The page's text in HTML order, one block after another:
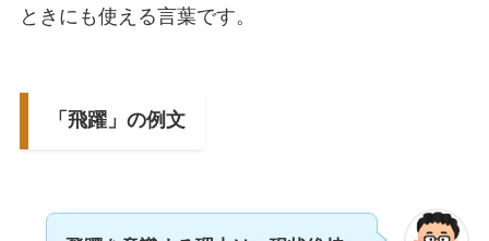
ときにも使える言葉です。
「飛躍」の例文